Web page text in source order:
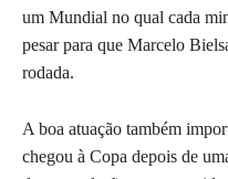
um Mundial no qual cada
pesar para que Marcelo
rodada.
A boa atuação também
chegou à Copa depois de